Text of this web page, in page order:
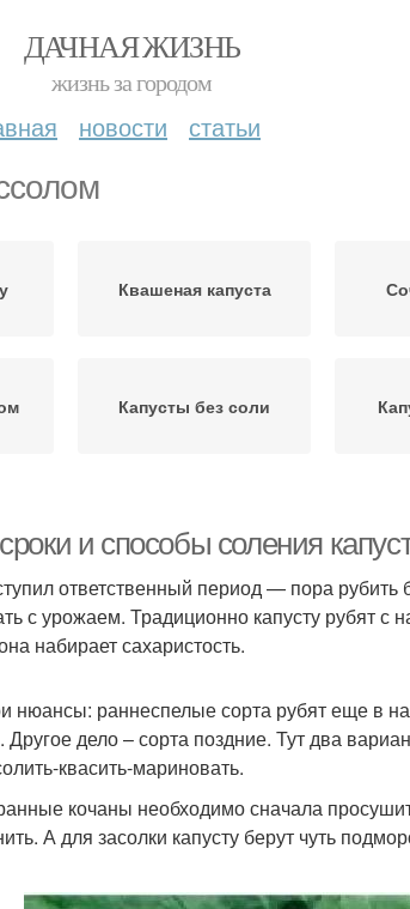
ДАЧНАЯ ЖИЗНЬ
жизнь за городом
новости статьи
Квашеная капуста
Капусты без соли
и способы соления
ответственный период — пора рубить
с урожаем. Традиционно капусту рубят
набирает сахаристость.
нюансы: раннеспелые сорта рубят еще в
дело – сорта поздние. Тут два
квасить-мариновать.
кочаны необходимо сначала
А для засолки капусту берут чуть